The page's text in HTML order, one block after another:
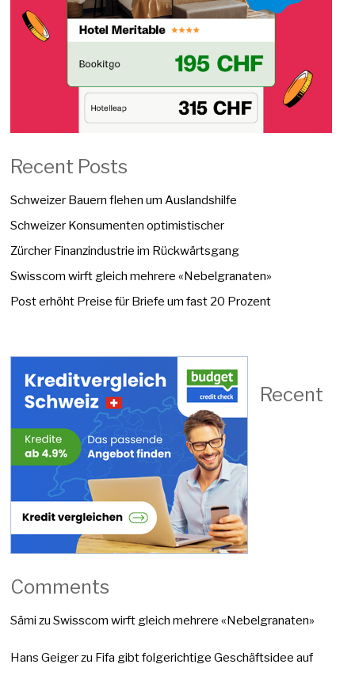
Recent Posts
Schweizer Bauern flehen um Auslandshilfe
Schweizer Konsumenten optimistischer
Zürcher Finanzindustrie im Rückwärtsgang
Swisscom wirft gleich mehrere «Nebelgranaten»
Post erhöht Preise für Briefe um fast 20 Prozent
Recent
Comments
Sämi zuSwisscom wirft gleich mehrere «Nebelgranaten»
Hans Geigerzu Fifa gibt folgerichtige Geschäftsidee auf